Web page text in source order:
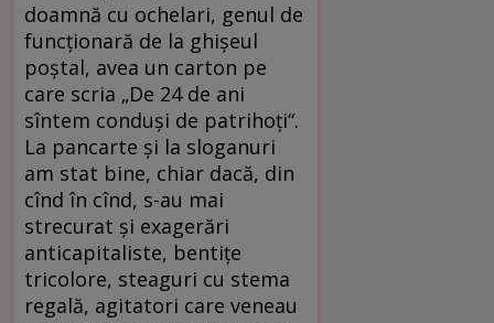
doamnă cu ochelari, genul de
funcţionară de la ghişeul
poştal, avea un carton pe
care scria „De 24 de ani
sîntem conduşi de patrihoţi“.
La pancarte şi la sloganuri
am stat bine, chiar dacă, din
cînd în cînd, s-au mai
strecurat şi exagerări
anticapitaliste, bentiţe
tricolore, steaguri cu stema
regală, agitatori care veneau